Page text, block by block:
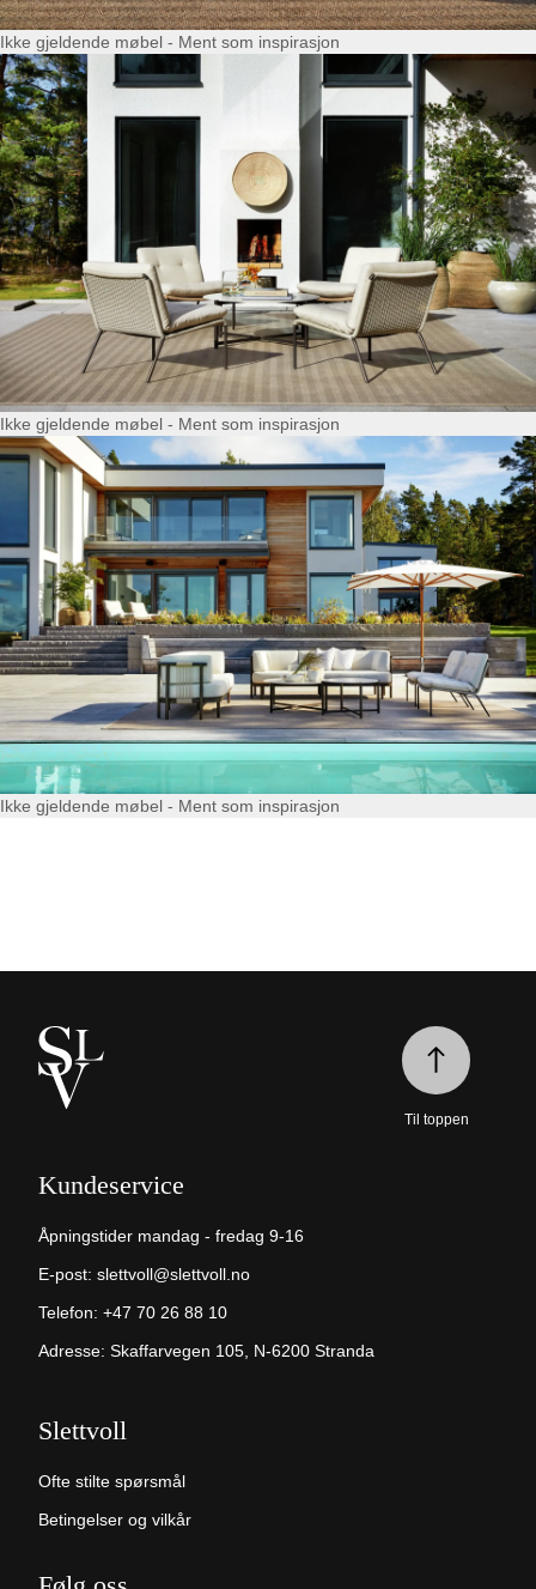
Ikke gjeldende møbel - Ment som inspirasjon
Ikke gjeldende møbel - Ment som inspirasjon
Ikke gjeldende møbel - Ment som inspirasjon
Kundeservice
Åpningstider mandag - fredag 9-16
E-post: slettvoll@slettvoll.no
Telefon: +47 70 26 88 10
Adresse: Skaffarvegen 105, N-6200 Stranda
Slettvoll
Ofte stilte spørsmål
Betingelser og vilkår
Til toppen